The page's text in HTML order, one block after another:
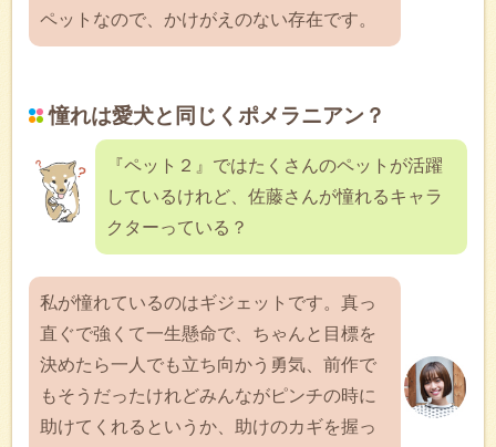
ペットなので、かけがえのない存在です。
憧れは愛犬と同じくポメラニアン？
『ペット２』ではたくさんのペットが活躍
しているけれど、佐藤さんが憧れるキャラ
クターっている？
私が憧れているのはギジェットです。真っ
直ぐで強くて一生懸命で、ちゃんと目標を
決めたら一人でも立ち向かう勇気、前作で
もそうだったけれどみんながピンチの時に
助けてくれるというか、助けのカギを握っ